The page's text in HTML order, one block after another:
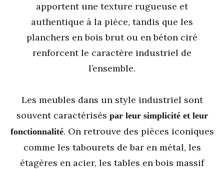
apportent une texture rugueuse et
authentique à la pièce, tandis que les
planchers en bois brut ou en béton ciré
renforcent le caractère industriel de
l’ensemble.
Les meubles dans un style industriel sont
souvent caractérisés par leur simplicité et leur
fonctionnalité. On retrouve des pièces iconiques
comme les tabourets de bar en métal, les
étagères en acier, les tables en bois massif